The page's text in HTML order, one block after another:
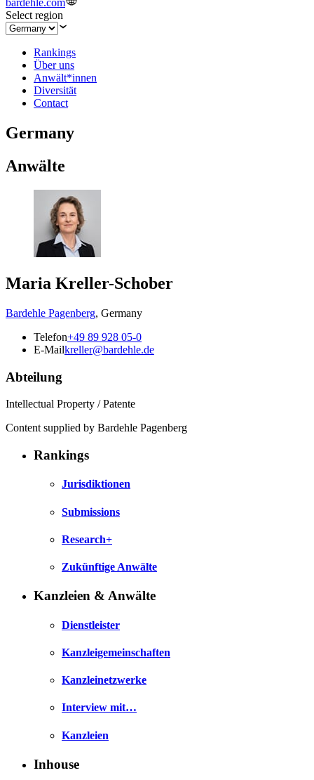
bardehle.com
Select region
Rankings
Über uns
Anwält*innen
Diversität
Contact
Germany
Anwälte
Maria Kreller-Schober
Bardehle Pagenberg, Germany
Telefon+49 89 928 05-0
E-Mailkreller@bardehle.de
Abteilung
Intellectual Property / Patente
Content supplied by Bardehle Pagenberg
Rankings
Jurisdiktionen
Submissions
Research+
Zukünftige Anwälte
Kanzleien & Anwälte
Dienstleister
Kanzleigemeinschaften
Kanzleinetzwerke
Interview mit…
Kanzleien
Inhouse